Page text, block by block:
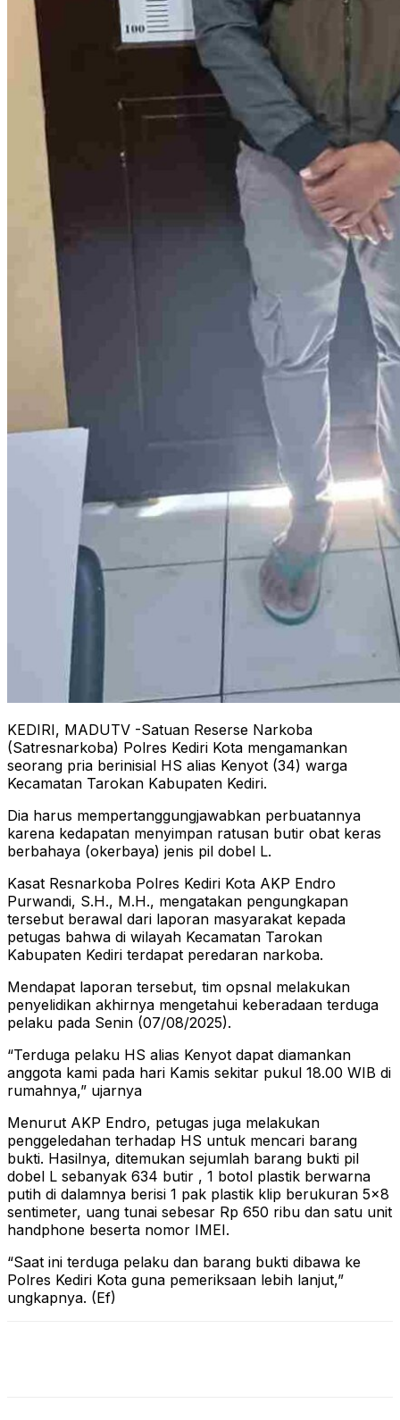
KEDIRI, MADUTV -Satuan Reserse Narkoba
(Satresnarkoba) Polres Kediri Kota mengamankan
seorang pria berinisial HS alias Kenyot (34) warga
Kecamatan Tarokan Kabupaten Kediri.
Dia harus mempertanggungjawabkan perbuatannya
karena kedapatan menyimpan ratusan butir obat keras
berbahaya (okerbaya) jenis pil dobel L.
Kasat Resnarkoba Polres Kediri Kota AKP Endro
Purwandi, S.H., M.H., mengatakan pengungkapan
tersebut berawal dari laporan masyarakat kepada
petugas bahwa di wilayah Kecamatan Tarokan
Kabupaten Kediri terdapat peredaran narkoba.
Mendapat laporan tersebut, tim opsnal melakukan
penyelidikan akhirnya mengetahui keberadaan terduga
pelaku pada Senin (07/08/2025).
“Terduga pelaku HS alias Kenyot dapat diamankan
anggota kami pada hari Kamis sekitar pukul 18.00 WIB di
rumahnya,” ujarnya
Menurut AKP Endro, petugas juga melakukan
penggeledahan terhadap HS untuk mencari barang
bukti. Hasilnya, ditemukan sejumlah barang bukti pil
dobel L sebanyak 634 butir , 1 botol plastik berwarna
putih di dalamnya berisi 1 pak plastik klip berukuran 5×8
sentimeter, uang tunai sebesar Rp 650 ribu dan satu unit
handphone beserta nomor IMEI.
“Saat ini terduga pelaku dan barang bukti dibawa ke
Polres Kediri Kota guna pemeriksaan lebih lanjut,”
ungkapnya. (Ef)